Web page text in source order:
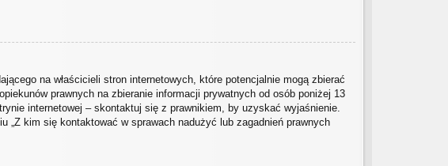
na właścicieli stron internetowych, które potencjalnie mogą zbierać
prawnych na zbieranie informacji prywatnych od osób poniżej 13
internetowej – skontaktuj się z prawnikiem, by uzyskać wyjaśnienie.
„Z kim się kontaktować w sprawach nadużyć lub zagadnień prawnych